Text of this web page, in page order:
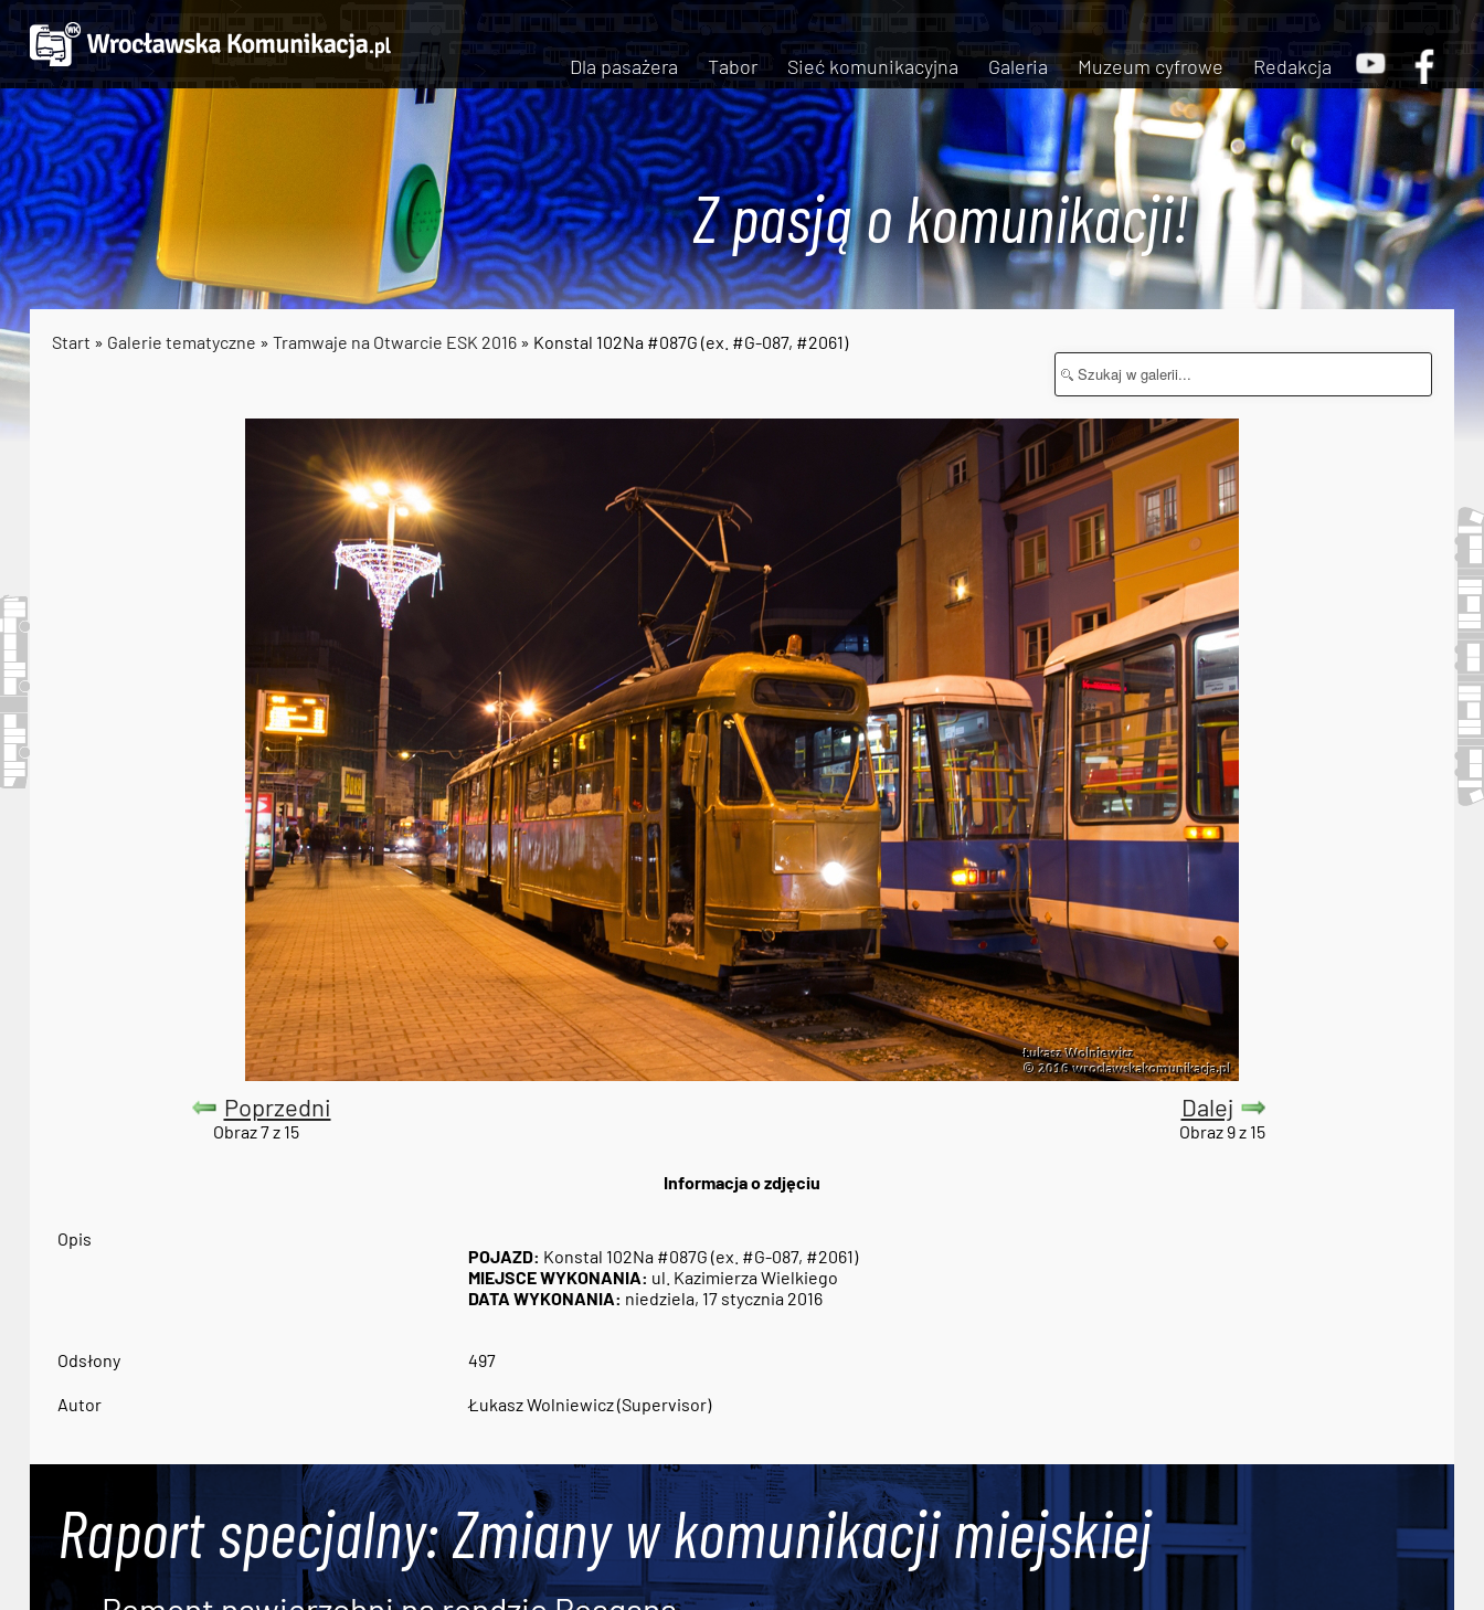
Dla pasażera Tabor Sieć komunikacyjna Galeria Muzeum cyfrowe Redakcja
Z pasją o komunikacji!
Start » Galerie tematyczne » Tramwaje na Otwarcie ESK 2016 » Konstal 102Na #087G (ex. #G-087, #2061)
Poprzedni
Obraz 7 z 15
Dalej
Obraz 9 z 15
Informacja o zdjęciu
Opis
POJAZD: Konstal 102Na #087G (ex. #G-087, #2061)
MIEJSCE WYKONANIA: ul. Kazimierza Wielkiego
DATA WYKONANIA: niedziela, 17 stycznia 2016
Odsłony 497
Autor Łukasz Wolniewicz (Supervisor)
Raport specjalny: Zmiany w komunikacji miejskiej